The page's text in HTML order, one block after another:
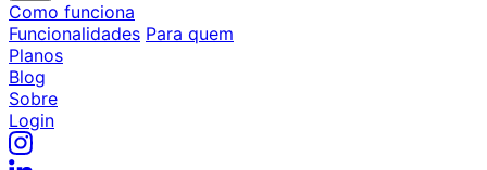
Como funciona
Funcionalidades Para quem
Planos
Blog
Sobre
Login